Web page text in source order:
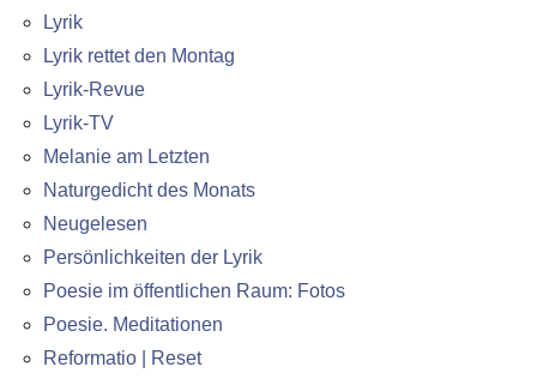
Lyrik
Lyrik rettet den Montag
Lyrik-Revue
Lyrik-TV
Melanie am Letzten
Naturgedicht des Monats
Neugelesen
Persönlichkeiten der Lyrik
Poesie im öffentlichen Raum: Fotos
Poesie. Meditationen
Reformatio | Reset